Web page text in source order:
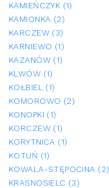
KAMIEŃCZYK (1)
KAMIONKA (2)
KARCZEW (3)
KARNIEWO (1)
KAZANÓW (1)
KLWÓW (1)
KOŁBIEL (1)
KOMOROWO (2)
KONOPKI (1)
KORCZEW (1)
KORYTNICA (1)
KOTUŃ (1)
KOWALA-STĘPOCINA (2)
KRASNOSIELC (3)